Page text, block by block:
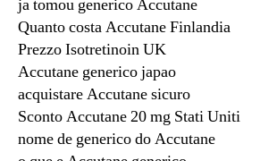
ja tomou generico Accutane
Quanto costa Accutane Finlandia
Prezzo Isotretinoin UK
Accutane generico japao
acquistare Accutane sicuro
Sconto Accutane 20 mg Stati Uniti
nome de generico do Accutane